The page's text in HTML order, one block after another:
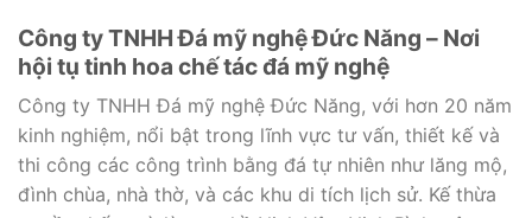
Công ty TNHH Đá mỹ nghệ Đức Năng – Nơi
hội tụ tinh hoa chế tác đá mỹ nghệ
Công ty TNHH Đá mỹ nghệ Đức Năng, với hơn 20 năm
kinh nghiệm, nổi bật trong lĩnh vực tư vấn, thiết kế và
thi công các công trình bằng đá tự nhiên như lăng mộ,
đình chùa, nhà thờ, và các khu di tích lịch sử. Kế thừa